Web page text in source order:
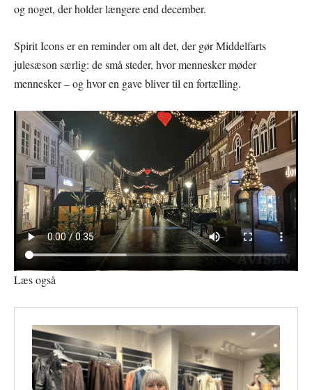
og noget, der holder længere end december.
Spirit Icons er en reminder om alt det, der gør Middelfarts
julesæson særlig: de små steder, hvor mennesker møder
mennesker – og hvor en gave bliver til en fortælling.
Læs også